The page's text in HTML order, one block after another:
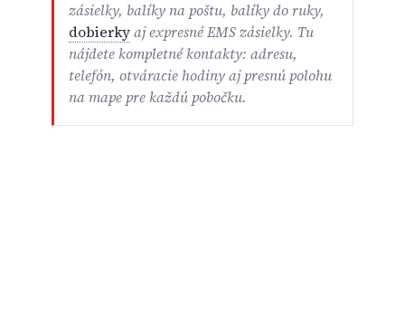
zásielky, balíky na poštu, balíky do ruky,
dobierkyaj expresné EMS zásielky. Tu
nájdete kompletné kontakty: adresu,
telefón, otváracie hodiny aj presnú polohu
na mape pre každú pobočku.